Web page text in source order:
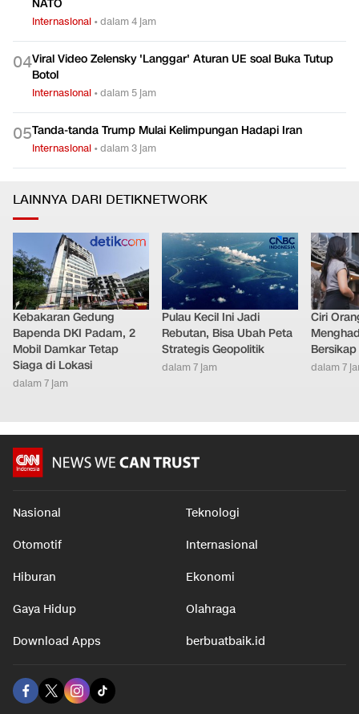
NATO
Internasional •dalam 4 jam
04Viral Video Zelensky 'Langgar' Aturan UE soal Buka Tutup
Botol
Internasional •dalam 5 jam
05Tanda-tanda Trump Mulai Kelimpungan Hadapi Iran
Internasional •dalam 3 jam
LAINNYA DARI DETIKNETWORK
Kebakaran Gedung
Bapenda DKI Padam, 2
Mobil Damkar Tetap
Siaga di Lokasi
dalam 7 jam
Pulau Kecil Ini Jadi
Rebutan, Bisa Ubah Peta
Strategis Geopolitik
dalam 7 jam
Ciri
dalam 7
Nasional Teknologi
Otomotif Internasional
Hiburan Ekonomi
Gaya Hidup Olahraga
Download Apps berbuatbaik.id